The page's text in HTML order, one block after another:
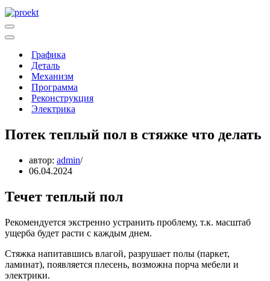
Меню
навигации
Меню
навигацииГрафика
Деталь
Механизм
Программа
Реконструкция
Электрика
Потек теплый пол в стяжке что делать
автор: admin
06.04.2024
Течет теплый пол
Рекомендуется экстренно устранить проблему, т.к. масштаб
ущерба будет расти с каждым днем.
Стяжка напитавшись влагой, разрушает полы (паркет,
ламинат), появляется плесень, возможна порча мебели и
электрики.